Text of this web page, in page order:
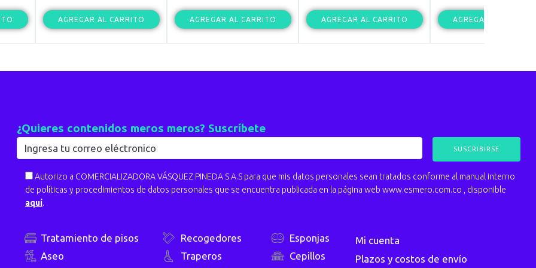
AGREGAR AL CARRITO AGREGAR AL CARRITO AGREGAR AL CARRITO AGREGAR AL
¿Quieres contenidos meros meros? Suscríbete
Autorizo a COMERCIALIZADORA VÁSQUEZ PINEDA S.A.S para que mis datos personales sean tratados conforme al manual interno
de políticas y procedimientos de datos personales que se encuentra publicada en la página web www.esmero.com.co , disponible
aquí.
Tratamiento de pisos
Aseo
Recogedores
Traperos
Esponjas
Cepillos
Mi cuenta
Plazos y costos de envío